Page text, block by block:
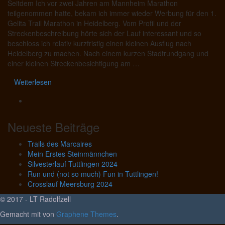
Seitdem Ich vor zwei Jahren am Mannheim Marathon
teilgenommen hatte, bekam ich immer wieder Werbung für den 1.
Gelita Trail Marathon in Heidelberg. Vom Profil und der
Streckenbeschreibung hörte sich der Lauf interessant und so
beschloss ich relativ kurzfristig einen kleinen Ausflug nach
Heidelberg zu machen. Nach einem kurzen Stadtrundgang und
einer kleinen Streckenbesichtigung am …
Weiterlesen
Neueste Beiträge
Trails des Marcaires
Mein Erstes Steinmännchen
Silvesterlauf Tuttlingen 2024
Run und (not so much) Fun in Tuttlingen!
Crosslauf Meersburg 2024
© 2017 - LT Radolfzell
Gemacht mit von Graphene Themes.